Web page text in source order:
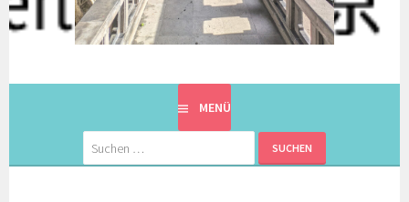
8900KM. BERLIN ⇔ 東京
MENÜ
Suchen
nach: